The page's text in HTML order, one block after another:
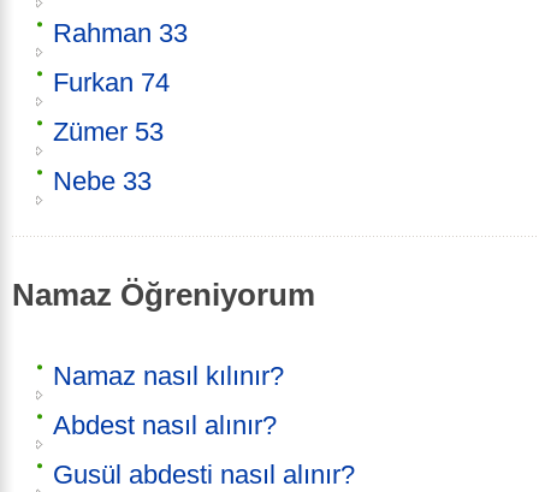
Rahman 33
Furkan 74
Zümer 53
Nebe 33
Namaz Öğreniyorum
Namaz nasıl kılınır?
Abdest nasıl alınır?
Gusül abdesti nasıl alınır?